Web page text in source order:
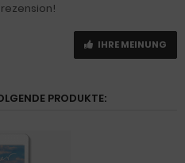
IHRE MEINUNG
PRODUKTE: